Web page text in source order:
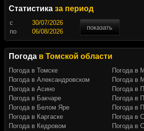
Статистика за период
c
показать
по
Погода в Томской области
Погода в Томске
Погода в Александровском
Погода в Асино
Погода в Бакчаре
Погода в Белом Яре
Погода в Каргаске
Погода в Кедровом
Погода в
Погода в
Погода в
Погода в
Погода в
Погода в
Погода в